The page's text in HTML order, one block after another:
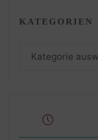
KATEGORIEN
Kategorien